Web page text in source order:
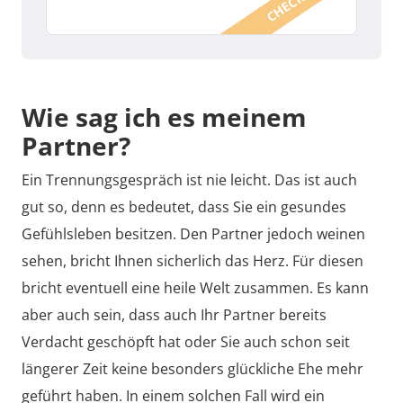
Wie sag ich es meinem
Partner?
Ein Trennungsgespräch ist nie leicht. Das ist auch
gut so, denn es bedeutet, dass Sie ein gesundes
Gefühlsleben besitzen. Den Partner jedoch weinen
sehen, bricht Ihnen sicherlich das Herz. Für diesen
bricht eventuell eine heile Welt zusammen. Es kann
aber auch sein, dass auch Ihr Partner bereits
Verdacht geschöpft hat oder Sie auch schon seit
längerer Zeit keine besonders glückliche Ehe mehr
geführt haben. In einem solchen Fall wird ein